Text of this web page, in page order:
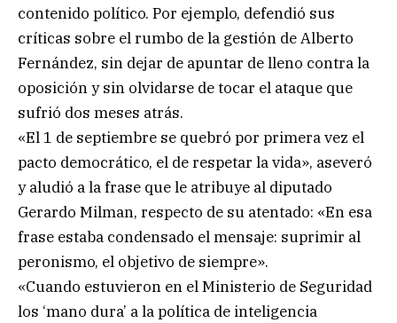
contenido político. Por ejemplo, defendió sus
críticas sobre el rumbo de la gestión de Alberto
Fernández, sin dejar de apuntar de lleno contra la
oposición y sin olvidarse de tocar el ataque que
sufrió dos meses atrás.
«El 1 de septiembre se quebró por primera vez el
pacto democrático, el de respetar la vida», aseveró
y aludió a la frase que le atribuye al diputado
Gerardo Milman, respecto de su atentado: «En esa
frase estaba condensado el mensaje: suprimir al
peronismo, el objetivo de siempre».
«Cuando estuvieron en el Ministerio de Seguridad
los ‘mano dura’ a la política de inteligencia